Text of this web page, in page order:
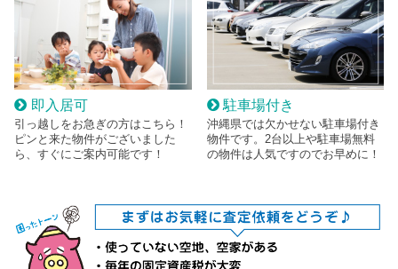
即入居可
引っ越しをお急ぎの方はこちら！
ピンと来た物件がございました
ら、すぐにご案内可能です！
駐車場付き
沖縄県では欠かせない駐車場付き
物件です。2台以上や駐車場無料
の物件は人気ですのでお早めに！